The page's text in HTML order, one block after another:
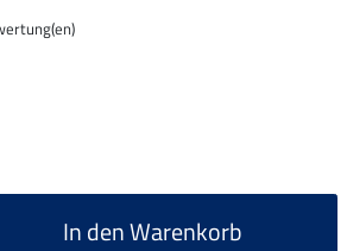
In den Warenkorb